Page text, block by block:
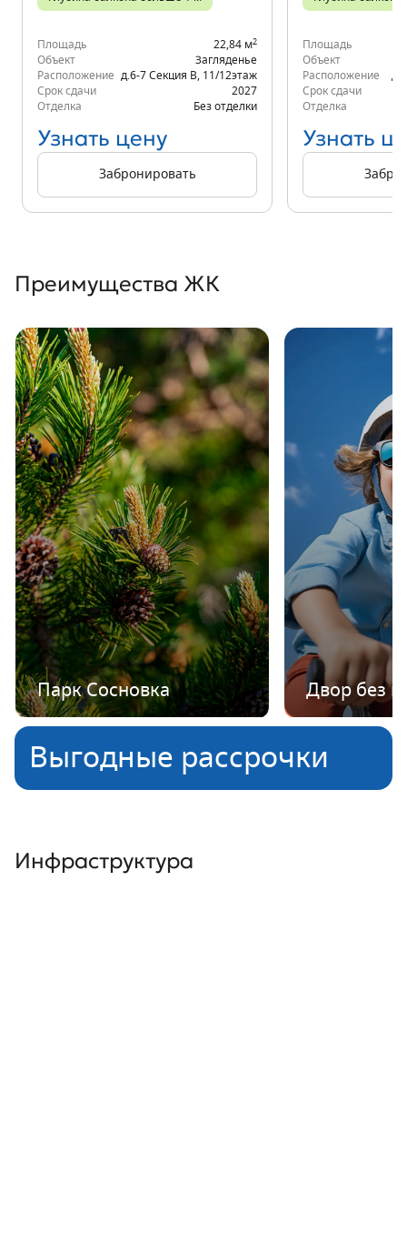
Площадь 22,84 м2
Объект
Загляденье
Расположение
д.6-7 Секция В 11/12этаж
Срок сдачи
2027
Отделка
Без отделки
Узнать цену
Забронировать
Площадь
Объект
Расположение
Срок сдачи
Отделка
Узнать
Преимущества ЖК
Парк Сосновка Двор без
Выгодные рассрочки
Инфраструктура